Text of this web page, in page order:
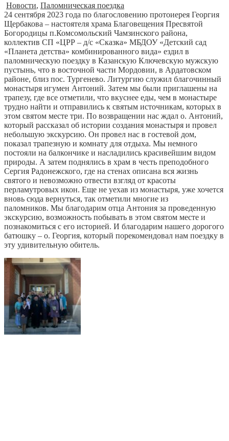
Новости, Паломническая поездка
24 сентября 2023 года по благословению протоиерея Георгия
Щербакова – настоятеля храма Благовещения Пресвятой
Богородицы п.Комсомольский Чамзинского района,
коллектив СП «ЦРР – д/с «Сказка» МБДОУ «Детский сад
«Планета детства» комбинированного вида» ездил в
паломническую поездку в Казанскую Ключевскую мужскую
пустынь, что в восточной части Мордовии, в Ардатовском
районе, близ пос. Тургенево. Литургию служил благочинный
монастыря игумен Антоний. Затем мы были приглашены на
трапезу, где все отметили, что вкуснее еды, чем в монастыре
трудно найти и отправились к святым источникам, которых в
этом святом месте три. По возвращении нас ждал о. Антоний,
который рассказал об истории создания монастыря и провел
небольшую экскурсию. Он провел нас в гостевой дом,
показал трапезную и комнату для отдыха. Мы немного
постояли на балкончике и насладились красивейшим видом
природы. А затем поднялись в храм в честь преподобного
Сергия Радонежского, где на стенах описана вся жизнь
святого и невозможно отвести взгляд от красоты
перламутровых икон. Еще не уехав из монастыря, уже хочется
вновь сюда вернуться, так отметили многие из
паломников. Мы благодарим отца Антония за проведенную
экскурсию, возможность побывать в этом святом месте и
познакомиться с его историей. И благодарим нашего дорогого
батюшку – о. Георгия, который порекомендовал нам поездку в
эту удивительную обитель.